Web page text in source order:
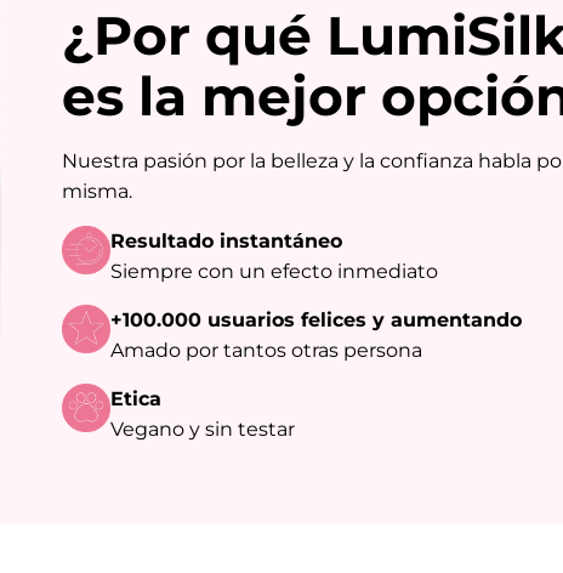
¿Por qué
es la mejor
Nuestra pasión por la belleza y la confianza habla
misma.
Resultado instantáneo
Siempre con un efecto inmediato
+100.000 usuarios felices y aumentando
Amado por tantos otras persona
Etica
Vegano y sin testar